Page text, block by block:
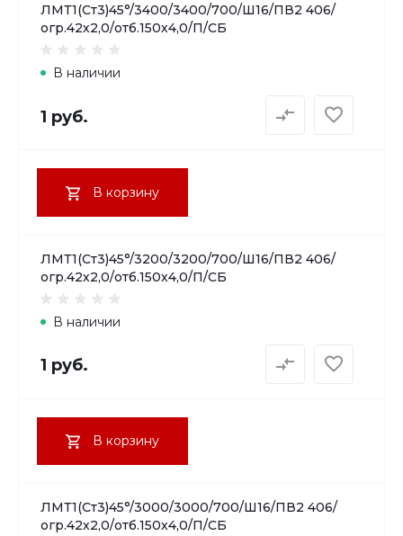
ЛМТ1(Ст3)45°/3400/3400/700/Ш16/ПВ2 406/
огр.42х2,0/отб.150х4,0/П/СБ
В наличии
1 руб.
В корзину
ЛМТ1(Ст3)45°/3200/3200/700/Ш16/ПВ2 406/
огр.42х2,0/отб.150х4,0/П/СБ
В наличии
1 руб.
В корзину
ЛМТ1(Ст3)45°/3000/3000/700/Ш16/ПВ2 406/
огр.42х2,0/отб.150х4,0/П/СБ